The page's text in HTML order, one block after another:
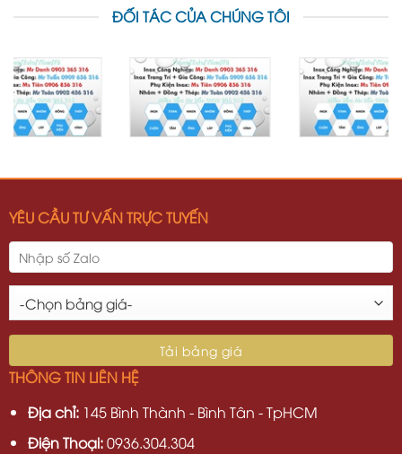
ĐỐI TÁC CỦA CHÚNG TÔI
YÊU CẦU TƯ VẤN TRỰC TUYẾN
THÔNG TIN LIÊN HỆ
Địa chỉ:145 Bình Thành - Bình Tân - TpHCM
Điện Thoại:0936.304.304